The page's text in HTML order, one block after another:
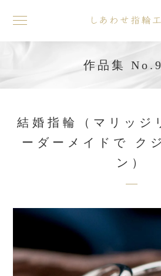
toggle
navigation
作品集
結婚指輪（マリッジ
ーダーメイドで ク
ン）